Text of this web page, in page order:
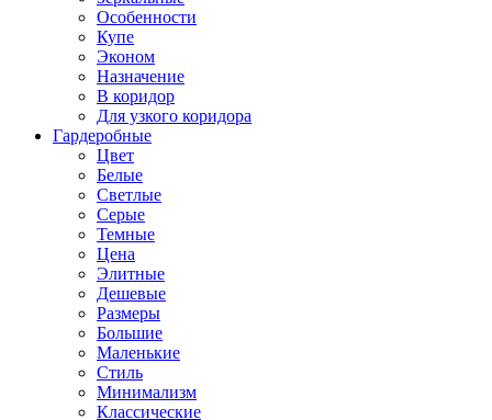
Особенности
Купе
Эконом
Назначение
В коридор
Для узкого коридора
Гардеробные
Цвет
Белые
Светлые
Серые
Темные
Цена
Элитные
Дешевые
Размеры
Большие
Маленькие
Стиль
Минимализм
Классические